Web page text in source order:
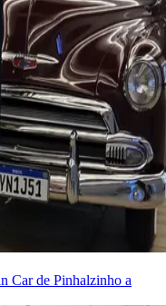
Car de Pinhalzinho a